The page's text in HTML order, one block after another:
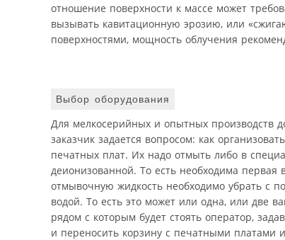
отношение поверхности к массе может
вызывать кавитационную эрозию, или
поверхностями, мощность облучения
Выбор оборудования
Для мелкосерийных и опытных производств
заказчик задается вопросом: как
печатных плат. Их надо отмыть либо в
деионизованной. То есть необходима
отмывочную жидкость необходимо убрать с
водой. То есть это может или одна, или две
рядом с которым будет стоять оператор,
и переносить корзину с печатными платами